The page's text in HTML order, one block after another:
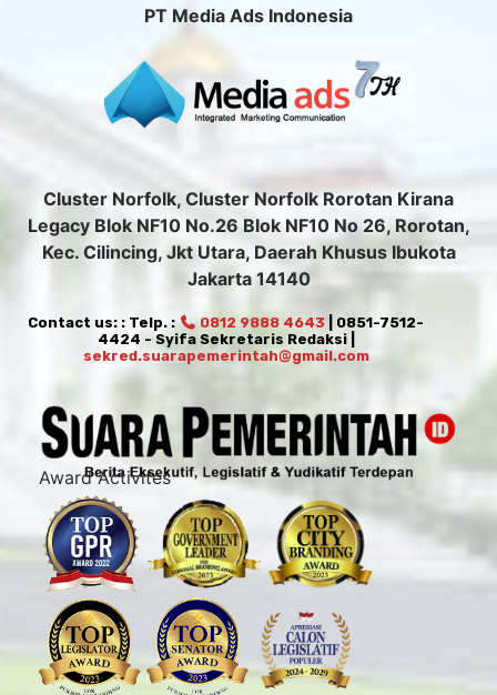
PT Media Ads Indonesia
Cluster Norfolk, Cluster Norfolk Rorotan Kirana
Legacy Blok NF10 No.26 Blok NF10 No 26, Rorotan,
Kec. Cilincing, Jkt Utara, Daerah Khusus Ibukota
Jakarta 14140
Contact us: : Telp. : 0812 9888 4643 | 0851-7512-
4424 - Syifa Sekretaris Redaksi |
sekred.suarapemerintah@gmail.com
Award Activites